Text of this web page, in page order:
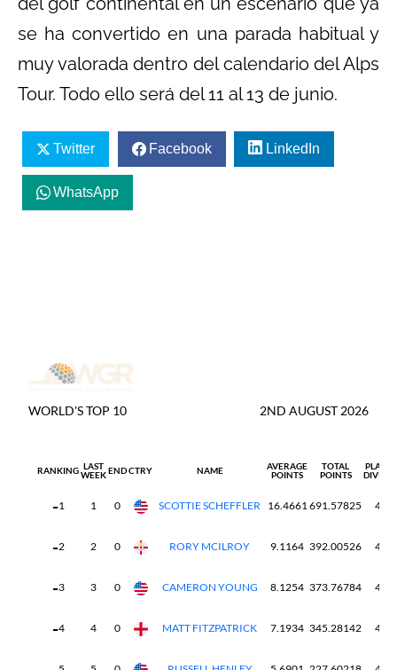
se ha convertido en una parada habitual y
muy valorada dentro del calendario del Alps
Tour. Todo ello será del 11 al 13 de junio.
Twitter Facebook LinkedIn
WhatsApp